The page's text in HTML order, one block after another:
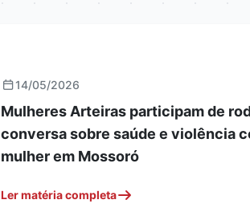
14/05/2026
Mulheres Arteiras participam de
conversa sobre saúde e violência
mulher em Mossoró
Ler matéria completa